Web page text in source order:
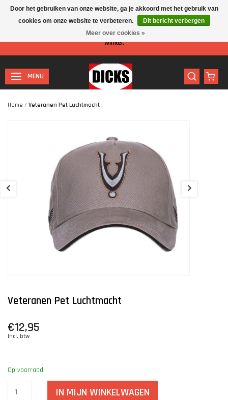
Let op: I.v.m. de zomervakantie is er minder personeel aanwezig in de
winkel.
MENU
Home / Veteranen Pet Luchtmacht
Veteranen Pet Luchtmacht
€12,95
Incl. btw
Op voorraad
IN MIJN WINKELWAGEN
Door het gebruiken van onze website, ga je akkoord met het gebruik van
cookies om onze website te verbeteren.
Dit bericht verbergen
Meer over cookies »